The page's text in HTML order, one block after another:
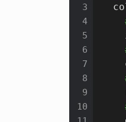
3
4
5
6
7
8
9
10